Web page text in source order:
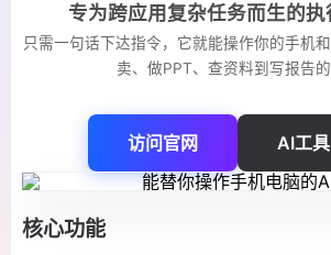
专为跨应用复杂任务而生的
只需一句话下达指令，它就能操作你的手机
卖、做PPT、查资料到写报告
访问官网 AI工
核心功能